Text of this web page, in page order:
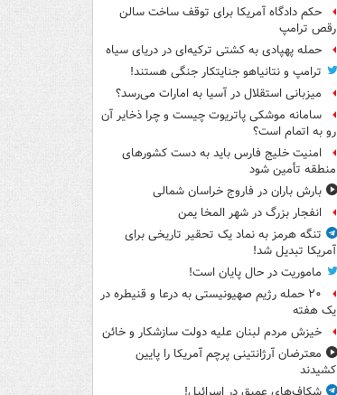
حکم دادگاه آمریکا برای توقف ساخت سالن
رقص ترامپ
حمله پهپادی به کشتی ترکیه‌ای در دریای سیاه
ترامپ و نتانیاهو جنایتکار جنگی هستند!
میزبانی استقلال در آسیا به امارات می‌رسد؟
سامانه موشکی پاتریوت چیست و چرا ذخایر آن
رو به اتمام است؟
امنیت خلیج فارس باید به دست کشورهای
منطقه تأمین شود
بارش باران در فاروج خراسان شمالی
انفجار بزرگ در شهر المخا یمن
تنگه هرمز به نماد یک تحقیر تاریخی برای
آمریکا تبدیل شد!
ماموریت در حال پایان است!
۲۰ حمله رژیم صهیونیستی به درعا و قنیطره در
یک هفته
خیزش مردم لبنان علیه دولت سازشکار و خائن
معترضان آرژانتینی پرچم آمریکا را پایین
کشیدند